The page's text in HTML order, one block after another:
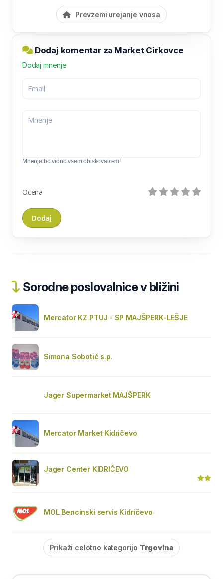
Prevzemi urejanje vnosa
Dodaj komentar za Market Cirkovce
Dodaj mnenje
Mnenje bo vidno vsem obiskovalcem!
Ocena
Sorodne poslovalnice v bližini
Mercator KZ PTUJ - SP MAJŠPERK-LEŠJE
Simona Sobotič s.p.
Jager Supermarket MAJŠPERK
Mercator Market Kidričevo
Jager Center KIDRIČEVO
MOL Bencinski servis Kidričevo
Prikaži celotno kategorijo Trgovina